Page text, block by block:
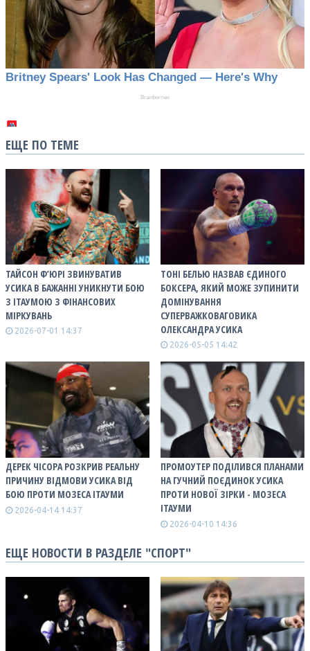
ЕЩЕ ПО ТЕМЕ
ТАЙСОН Ф’ЮРІ ЗВИНУВАТИВ
УСИКА В БАЖАННІ УНИКНУТИ БОЮ
З ІТАУМОЮ З ФІНАНСОВИХ
МІРКУВАНЬ
2026-07-01 14:37
ТОНІ БЕЛЬЮ НАЗВАВ ЄДИНОГО
БОКСЕРА, ЯКИЙ МОЖЕ ЗУПИНИТИ
ДОМІНУВАННЯ
СУПЕРВАЖКОВАГОВИКА
ОЛЕКСАНДРА УСИКА
2026-05-05 14:42
ДЕРЕК ЧІСОРА РОЗКРИВ РЕАЛЬНУ
ПРИЧИНУ ВІДМОВИ УСИКА ВІД
БОЮ ПРОТИ МОЗЕСА ІТАУМИ
2026-04-14 14:37
ПРОМОУТЕР ПОДІЛИВСЯ ПЛАНАМИ
НА ГУЧНИЙ ПОЄДИНОК УСИКА
ПРОТИ НОВОЇ ЗІРКИ - МОЗЕСА
ІТАУМИ
2026-04-10 14:36
ЕЩЕ НОВОСТИ В РАЗДЕЛЕ "СПОРТ"